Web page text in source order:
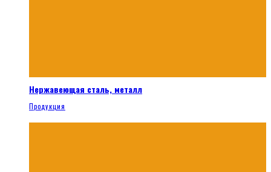
Нержавеющая сталь, металл
Продукция